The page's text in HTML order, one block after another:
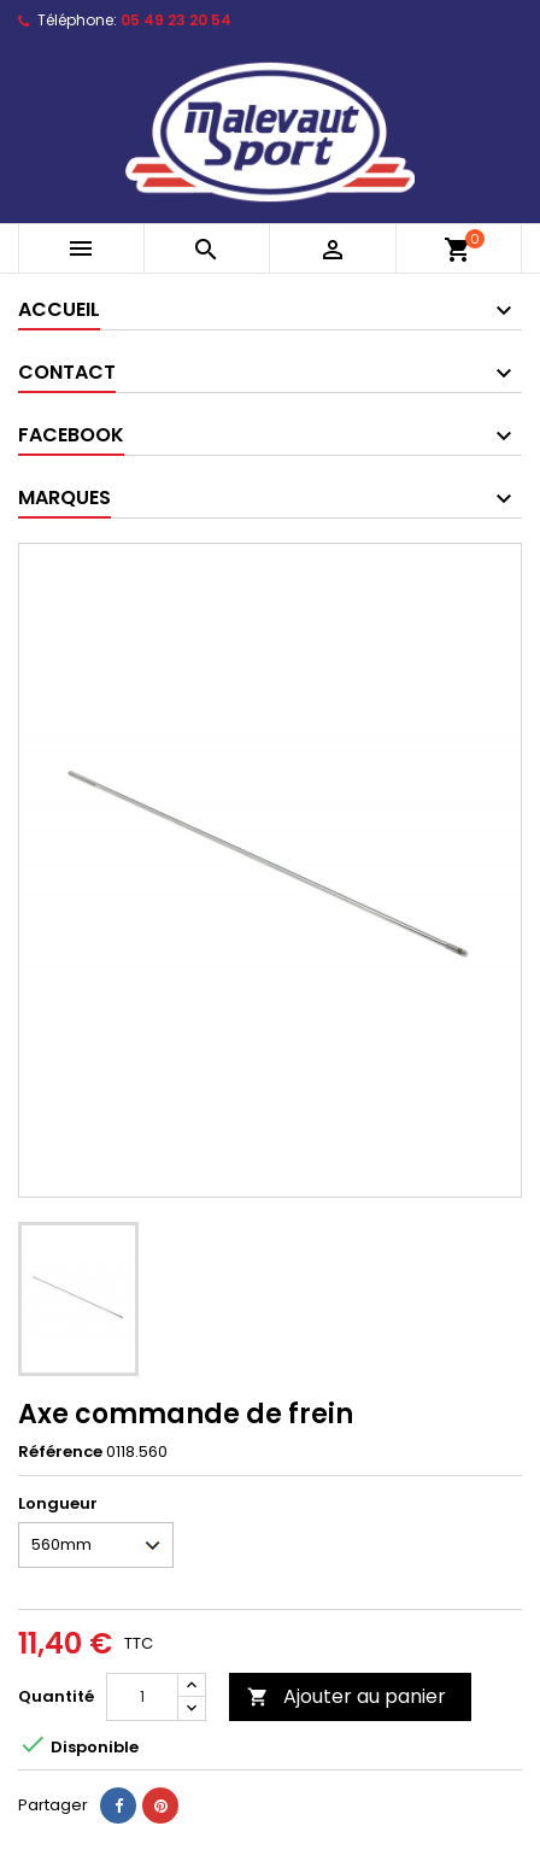
Téléphone: 05 49 23 20 54
   shopping_cart0
ACCUEIL
CONTACT
FACEBOOK
MARQUES
Axe commande de frein
Référence0118.560
Longueur
11,40 € TTC
Quantité  Ajouter au panier
 Disponible
Partager